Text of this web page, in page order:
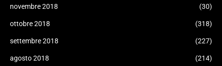
novembre 2018 (30)
ottobre 2018 (318)
settembre 2018 (227)
agosto 2018 (214)